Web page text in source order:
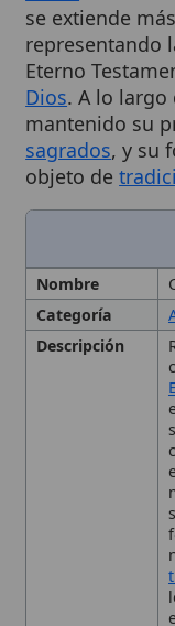
Eterno
Dios. A lo largo
mantenido su
sagrados, y su
objeto de
Nombre
Descripción